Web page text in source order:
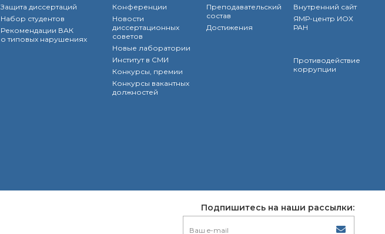
Защита диссертаций
Набор студентов
Рекомендации ВАК
о типовых нарушениях
Конференции
Новости
диссертационных
советов
Новые лаборатории
Институт в СМИ
Конкурсы, премии
Конкурсы вакантных
должностей
Преподавательский
состав
Достижения
Внутренний сайт
ЯМР-центр ИОХ
РАН
Противодействие
коррупции
Подпишитесь на наши рассылки: